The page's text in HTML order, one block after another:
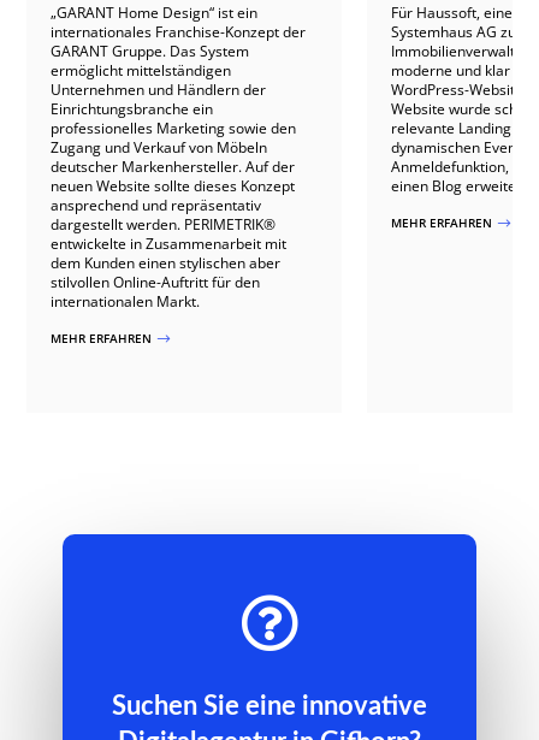
„GARANT Home Design“ ist ein
internationales Franchise-Konzept der
GARANT Gruppe. Das System
ermöglicht mittelständigen
Unternehmen und Händlern der
Einrichtungsbranche ein
professionelles Marketing sowie den
Zugang und Verkauf von Möbeln
deutscher Markenhersteller. Auf der
neuen Website sollte dieses Konzept
ansprechend und repräsentativ
dargestellt werden. PERIMETRIK®
entwickelte in Zusammenarbeit mit
dem Kunden einen stylischen aber
stilvollen Online-Auftritt für den
internationalen Markt.
MEHR ERFAHREN $
Für Haussoft, eine
Systemhaus AG zur
moderne und klar
WordPress-Website
Website wurde
relevante Landing
dynamischen
Anmeldefunktion,
einen Blog erweitert.
MEHR ERFAHREN $

Suchen Sie eine innovative